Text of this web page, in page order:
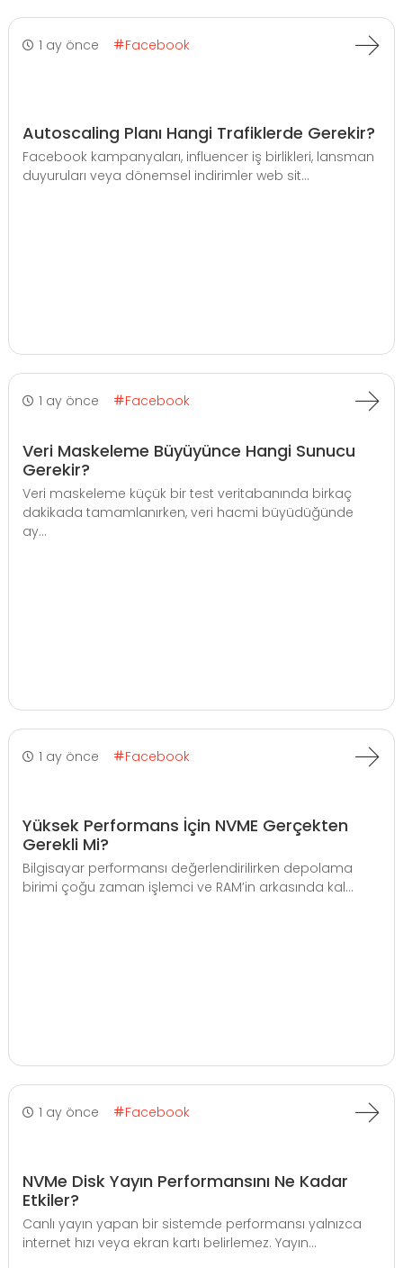
1 ay önce Facebook
Autoscaling Planı Hangi Trafiklerde Gerekir?
Facebook kampanyaları, influencer iş birlikleri, lansman
duyuruları veya dönemsel indirimler web sit...
1 ay önce Facebook
Veri Maskeleme Büyüyünce Hangi Sunucu
Gerekir?
Veri maskeleme küçük bir test veritabanında birkaç
dakikada tamamlanırken, veri hacmi büyüdüğünde
ay...
1 ay önce Facebook
Yüksek Performans İçin NVME Gerçekten
Gerekli Mi?
Bilgisayar performansı değerlendirilirken depolama
birimi çoğu zaman işlemci ve RAM’in arkasında kal...
1 ay önce Facebook
NVMe Disk Yayın Performansını Ne Kadar
Etkiler?
Canlı yayın yapan bir sistemde performansı yalnızca
internet hızı veya ekran kartı belirlemez. Yayın...